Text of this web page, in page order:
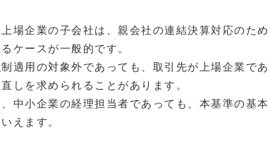
場企業の子会社は、親会社の連結決算対応のた
ケースが一般的です。
制適用の対象外であっても、取引先が上場企業で
しを求められることがあります。
中小企業の経理担当者であっても、本基準の基
えます。